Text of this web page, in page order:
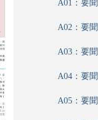
A01：要聞
A02：要聞
A03：要聞
A04：要聞
A05：要聞